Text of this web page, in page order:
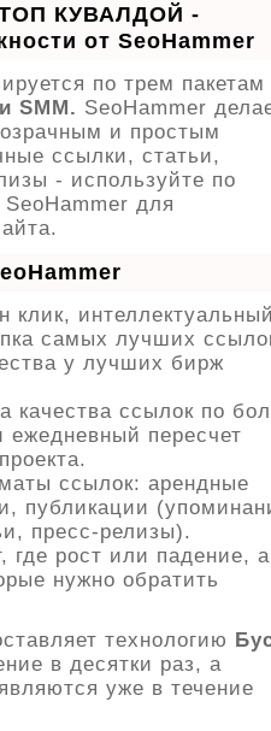
КУВАЛДОЙ -
от SeoHammer
по трем пакетам
SMM. SeoHammer
и простым
ссылки, статьи,
- используйте по
для
самых лучших
у лучших бирж
качества ссылок по
ежедневный пересчет
ссылок: арендные
публикации
пресс-релизы).
где рост или падение, а
нужно обратить
технологию
в десятки раз, а
уже в течение